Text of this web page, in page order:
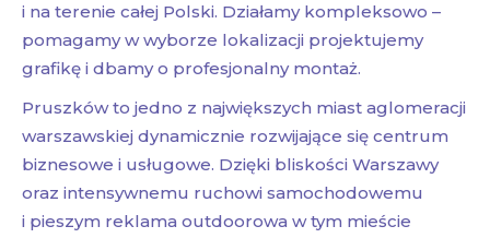
i na terenie całej Polski. Działamy kompleksowo –
pomagamy w wyborze lokalizacji projektujemy
grafikę i dbamy o profesjonalny montaż.
Pruszków to jedno z największych miast aglomeracji
warszawskiej dynamicznie rozwijające się centrum
biznesowe i usługowe. Dzięki bliskości Warszawy
oraz intensywnemu ruchowi samochodowemu
i pieszym reklama outdoorowa w tym mieście